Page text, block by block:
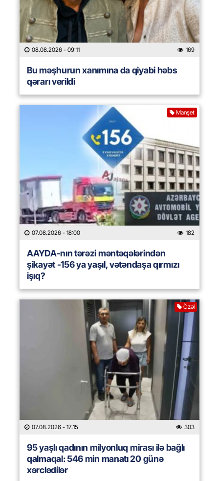
08.08.2026 - 09:11 169
Bu məşhurun xanımına da qiyabi həbs
qərarı verildi
Manşet
07.08.2026 - 18:00 182
AAYDA-nın tərəzi məntəqələrindən
şikayət -156 ya yaşıl, vətəndaşa qırmızı
işıq?
Özəl
07.08.2026 - 17:15 303
95 yaşlı qadının milyonluq mirası ilə bağlı
qalmaqal: 546 min manatı 20 günə
xərclədilər